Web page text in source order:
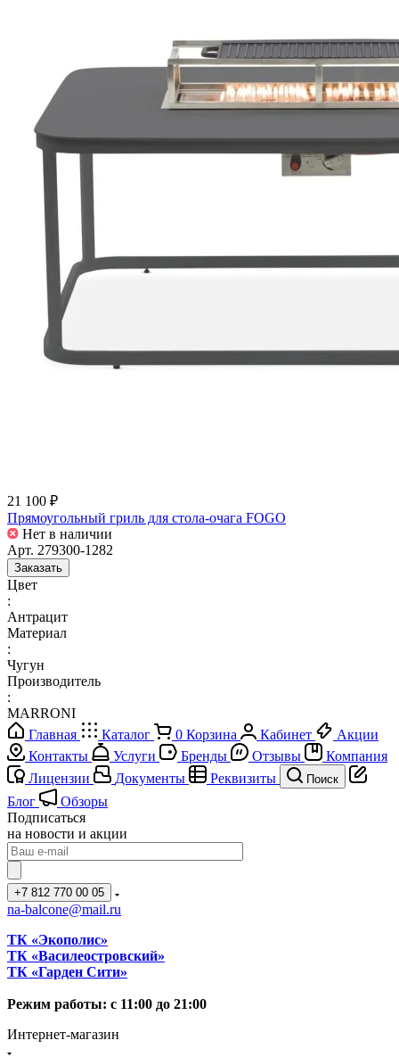
21 100 ₽
Прямоугольный гриль для стола-очага FOGO
Нет в наличии
Арт. 279300-1282
Заказать
Цвет
:
Антрацит
Материал
:
Чугун
Производитель
:
MARRONI
Главная
Каталог 0 Корзина Кабинет
Акции
Контакты
Услуги Бренды Отзывы
Компания
Лицензии
Документы Реквизиты Поиск
Блог
Обзоры
Подписаться
на новости и акции
+7 812 770 00 05
na-balcone@mail.ru
ТК «Экополис»
ТК «Василеостровский»
ТК «Гарден Сити»
Режим работы: с 11:00 до 21:00
Интернет-магазин